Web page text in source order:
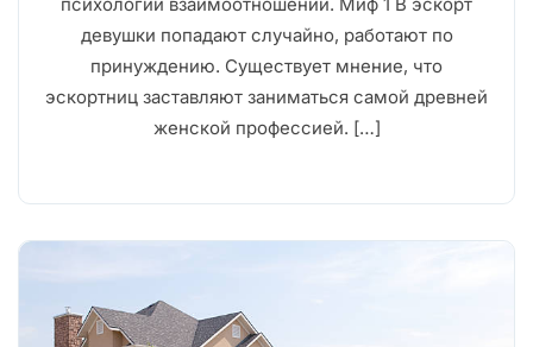
психологии взаимоотношений. Миф 1 В эскорт
девушки попадают случайно, работают по
принуждению. Существует мнение, что
эскортниц заставляют заниматься самой древней
женской профессией. […]